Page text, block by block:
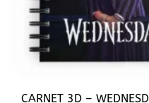
CARNET 3D –